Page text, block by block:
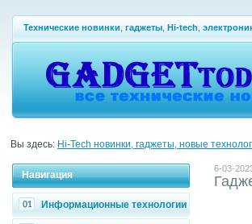
Технические новинки гаджеты Hi-tech
Вы здесь: Hi-Tech новинки, гаджеты, новые
Навигация
Информационные технологии
6-03-